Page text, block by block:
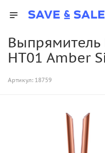
HT01 Amber
Артикул: 18759